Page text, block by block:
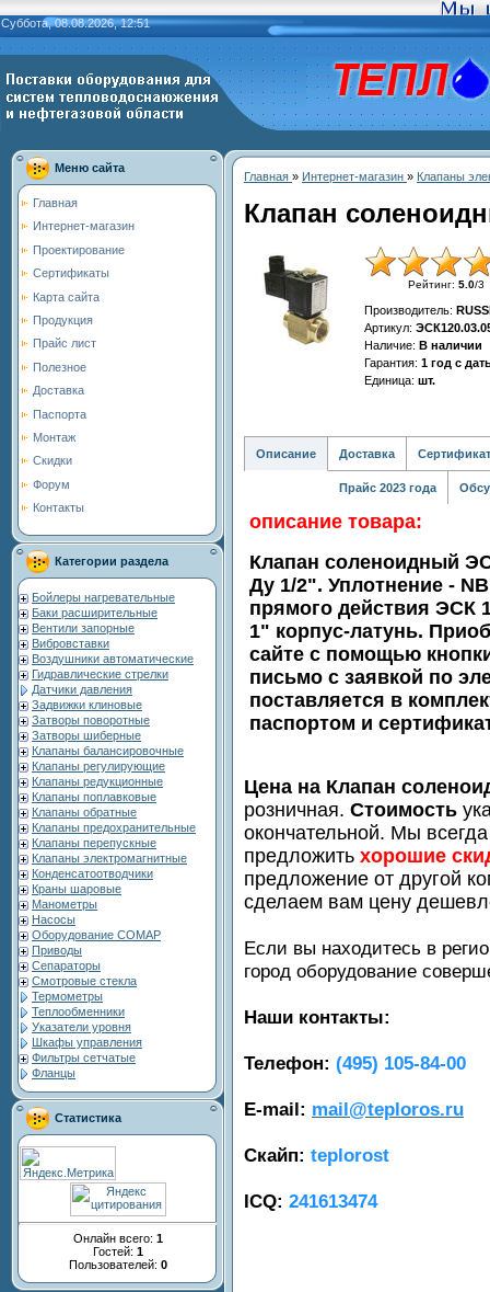
Суббота, 08.08.2026, 12:51
Меню сайта
Главная
Интернет-магазин
Проектирование
Сертификаты
Карта сайта
Продукция
Прайс лист
Полезное
Доставка
Паспорта
Монтаж
Скидки
Форум
Контакты
Категории раздела
Бойлеры нагревательные
Баки расширительные
Вентили запорные
Вибровставки
Воздушники автоматические
Гидравлические стрелки
Датчики давления
Задвижки клиновые
Затворы поворотные
Затворы шиберные
Клапаны балансировочные
Клапаны регулирующие
Клапаны редукционные
Клапаны поплавковые
Клапаны обратные
Клапаны предохранительные
Клапаны перепускные
Клапаны электромагнитные
Конденсатоотводчики
Краны шаровые
Манометры
Насосы
Оборудование COMAP
Приводы
Сепараторы
Смотровые стекла
Термометры
Теплообменники
Указатели уровня
Шкафы управления
Фильтры сетчатые
Фланцы
Статистика
Онлайн всего: 1
Гостей: 1
Пользователей: 0
Главная » Интернет-магазин » Клапаны
Клапан
Рейтинг: 5.0/3
Производитель:
Артикул:
Наличие: В наличии
Гарантия: 1 год с
Единица: шт.
Описание Доставка Сертификат
Прайс 2023 года
описание товара:
Клапан соленоидный
Ду 1/2". Уплотнение -
прямого действия ЭСК
1" корпус-латунь.
сайте с помощью
письмо с заявкой по
поставляется в
паспортом и
Цена на Клапан
розничная. Стоимость
окончательной. Мы
предложить хорошие
предложение от другой
сделаем вам цену
Если вы находитесь в
город оборудование
Наши контакты:
Телефон: (495) 105-84-00
E-mail: mail@teploros.ru
Скайп: teplorost
ICQ: 241613474